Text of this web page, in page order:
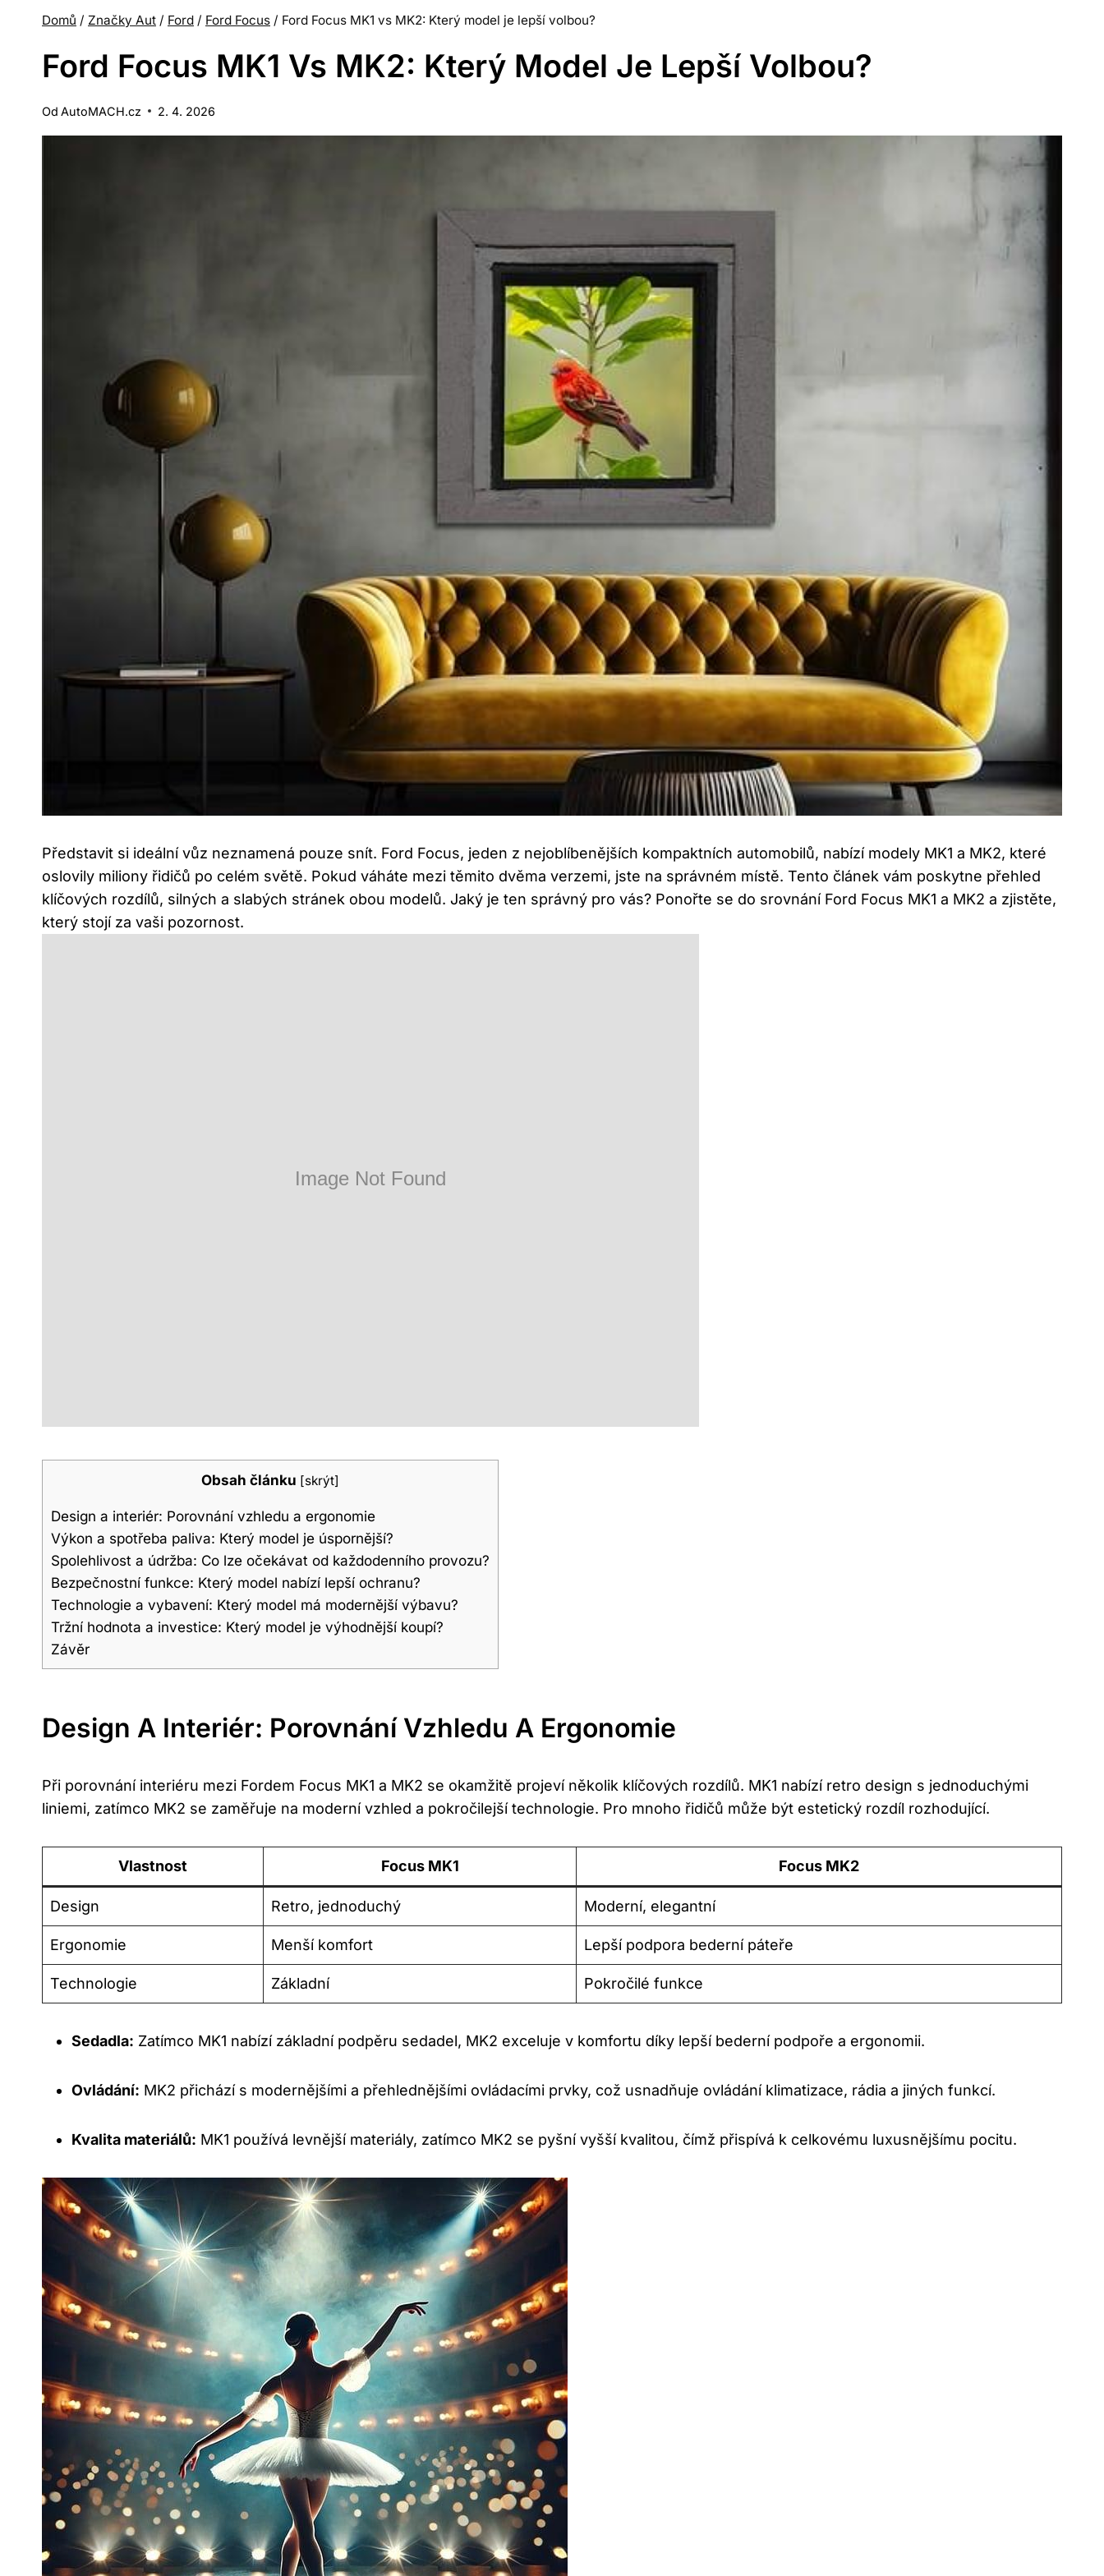
Domů / Značky Aut / Ford / Ford Focus / Ford Focus MK1 vs MK2: Který model je lepší volbou?
Ford Focus MK1 Vs MK2: Který Model Je Lepší Volbou?
Od AutoMACH.cz 2. 4. 2026
Představit si ideální vůz neznamená pouze snít. Ford Focus, jeden z nejoblíbenějších kompaktních automobilů, nabízí modely MK1 a MK2, které
oslovily miliony řidičů po celém světě. Pokud váháte mezi těmito dvěma verzemi, jste na správném místě. Tento článek vám poskytne přehled
klíčových rozdílů, silných a slabých stránek obou modelů. Jaký je ten správný pro vás? Ponořte se do srovnání Ford Focus MK1 a MK2 a zjistěte,
který stojí za vaši pozornost.
Obsah článku [skrýt]
Design a interiér: Porovnání vzhledu a ergonomie
Výkon a spotřeba paliva: Který model je úspornější?
Spolehlivost a údržba: Co lze očekávat od každodenního provozu?
Bezpečnostní funkce: Který model nabízí lepší ochranu?
Technologie a vybavení: Který model má modernější výbavu?
Tržní hodnota a investice: Který model je výhodnější koupí?
Závěr
Design A Interiér: Porovnání Vzhledu A Ergonomie
Při porovnání interiéru mezi Fordem Focus MK1 a MK2 se okamžitě projeví několik klíčových rozdílů. MK1 nabízí retro design s jednoduchými
liniemi, zatímco MK2 se zaměřuje na moderní vzhled a pokročilejší technologie. Pro mnoho řidičů může být estetický rozdíl rozhodující.
Vlastnost Focus MK1 Focus MK2
Design Retro, jednoduchý Moderní, elegantní
Ergonomie Menší komfort Lepší podpora bederní páteře
Technologie Základní Pokročilé funkce
Sedadla: Zatímco MK1 nabízí základní podpěru sedadel, MK2 exceluje v komfortu díky lepší bederní podpoře a ergonomii.
Ovládání: MK2 přichází s modernějšími a přehlednějšími ovládacími prvky, což usnadňuje ovládání klimatizace, rádia a jiných funkcí.
Kvalita materiálů: MK1 používá levnější materiály, zatímco MK2 se pyšní vyšší kvalitou, čímž přispívá k celkovému luxusnějšímu pocitu.